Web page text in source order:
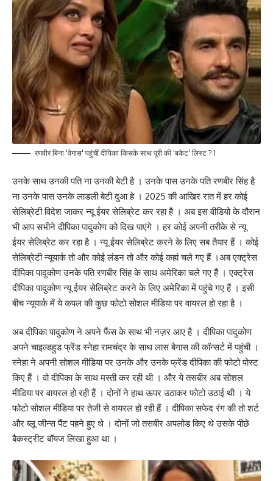
रणवीर बिना 'वेगास' पहुंचीं दीपिका किसके साथ पूरी की 'बकेट' लिस्ट ? 1
उनके साथ उनकी पति ना उनकी बेटी है । उनके पास उनके पति रणबीर सिंह है
ना उनके पास उनके लाडली बेटी दुआ हे । 2025 की आखिर रात में हर कोई
सेलिब्रेटी विदेश जाकर न्यू ईयर सेलिब्रेट कर रहा है । अब इस वीडियो के दौरान
भी आप सभीने दीपिका पादुकोण को दिख पाएंगे । हर कोई अपनी तरीके से न्यू
ईयर सेलिब्रेट कर रहा है । न्यू ईयर सेलिब्रेट करने के लिए सब तैयार हैं । कोई
सेलिब्रेटी न्यूयार्क तो और कोई लंडन तो और कोई कहां चले गए हैं ।अब एक्ट्रेस
दीपिका पादुकोण उनके पति रणबीर सिंह के साथ अमेरिका चले गए हैं । एक्ट्रेस
दीपिका पादुकोण न्यू ईयर सेलिब्रेट करने के लिए अमेरिका में पहुंचे गए हैं । इसी
बीच न्यूयार्क में ये कपल की कुछ फोटो सोशल मीडिया पर वायरल हो रहा है ।
अब दीपिका पादुकोण ने अपने फैंस के साथ भी नज़र आए है । दीपिका पादुकोण
अपने चाइल्डहुड फ्रेंड स्नेहा रामचंद्र के साथ लास बैगास की कॉन्सर्ट में पहुंची ।
स्नेहा ने अपनी सोशल मीडिया पर उनके और उनके फ्रेंड दीपिका की फोटो पोस्ट
किए हैं । वो दीपिका के साथ मस्ती कर रही थी । और ये तसबीर अब सोशल
मीडिया पर वायरल हो रही हैं । दोनों ने हाथ ऊपर उठाकर फोटो उठाई थी । ये
फोटो सोशल मीडिया पर तेजी से वायरल हो रही हैं । दीपिका सफेद रंग की तो शर्ट
और ब्लू जीन्स पैंट पहने हुए थे । दोनों जो तसबीर अपलोड किए थे उसके पीछे
बैकस्ट्रीट बॉयज लिखा हुआ था ।